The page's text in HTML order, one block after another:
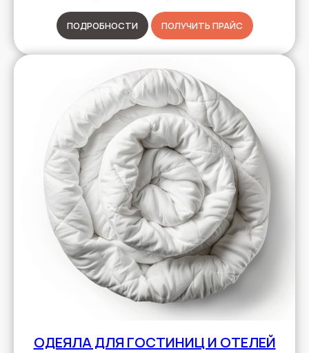
ПОДРОБНОСТИ ПОЛУЧИТЬ ПРАЙС
ОДЕЯЛА ДЛЯ ГОСТИНИЦ И ОТЕЛЕЙ